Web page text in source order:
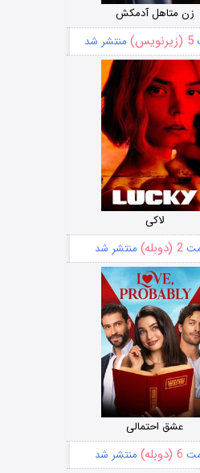
زن متاهل آدمکش
5 (زیرنویس) منتشر شد
لاکی
2 (دوبله) منتشر شد
عشق احتمالی
6 (دوبله) منتشر شد